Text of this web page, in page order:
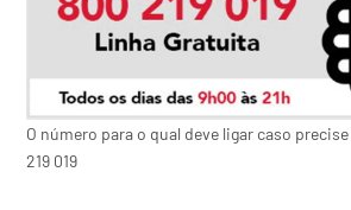
O número para o qual deve ligar caso
219 019